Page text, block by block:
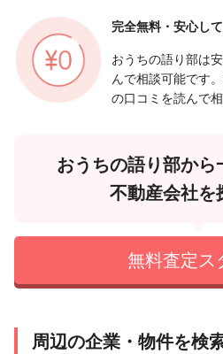
完全無料・安心して
おうちの語り部は
んで相談可能です
の口コミを読んで
おうちの語り部から
不動産会社を
無料査定ス
周辺の企業・物件を検